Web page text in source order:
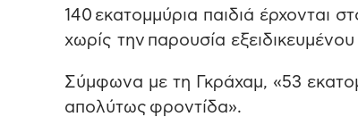
140 εκατομμύρια παιδιά έρχονται
χωρίς την παρουσία
Σύμφωνα με τη Γκράχαμ, «53
απολύτως φροντίδα».